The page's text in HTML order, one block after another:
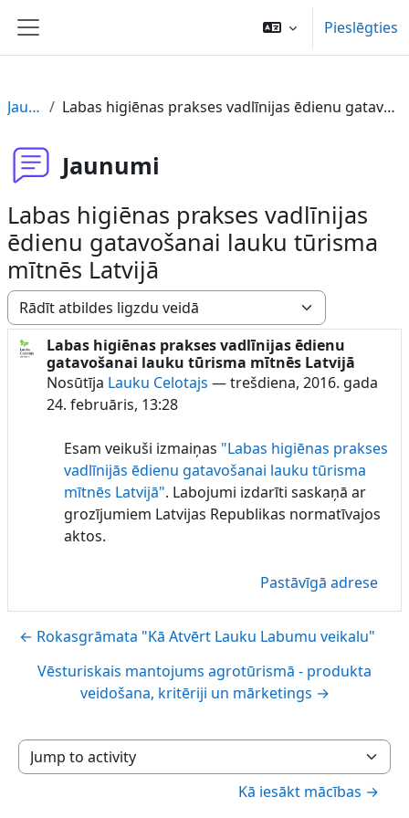
Sānu panelis
Pieslēgties
Jaunumi Labas higiēnas prakses vadlīnijas ēdienu gatavošanai lauku tūrisma mītnēs Latvijā
Jaunumi
Labas higiēnas prakses vadlīnijas
ēdienu gatavošanai lauku tūrisma
mītnēs Latvijā
Rādīšanas režīms
Labas higiēnas prakses vadlīnijas ēdienu
gatavošanai lauku tūrisma mītnēs Latvijā
Nosūtīja Lauku Celotajs —trešdiena, 2016. gada
24. februāris, 13:28
Atbilžu skaits: 0
Esam veikuši izmaiņas "Labas higiēnas prakses
vadlīnijās ēdienu gatavošanai lauku tūrisma
mītnēs Latvijā". Labojumi izdarīti saskaņā ar
grozījumiem Latvijas Republikas normatīvajos
aktos.
Pastāvīgā adrese
← Rokasgrāmata "Kā Atvērt Lauku Labumu veikalu"
Vēsturiskais mantojums agrotūrismā - produkta
veidošana, kritēriji un mārketings →
Jump to activity
Kā iesākt mācības →